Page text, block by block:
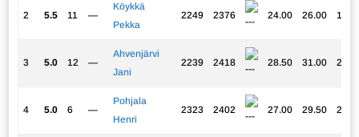
2 5.5 11 —
Köykkä
Pekka
2249 2376 24.00 26.00
3 5.0 12 —
Ahvenjärvi
Jani
2239 2418 28.50 31.00
4 5.0 6 —
Pohjala
Henri
2323 2402 27.00 29.50